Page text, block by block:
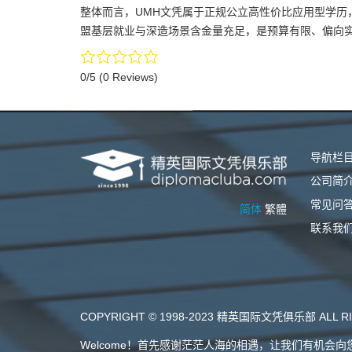
整体而言，UMH文凭属于正规公立高性价比应用型学
盟基层就业与深造场景含金量充足，是预算有限、偏向
0/5 (0 Reviews)
简体 繁體
导航栏
公司简
常见问
联系我
COPYRIGHT © 1998-2023 精英国际文凭俱乐部 ALL
Welcome！首先感谢茫茫人海的相遇，让我们有机会